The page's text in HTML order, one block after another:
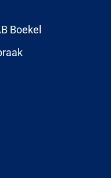
Boekel